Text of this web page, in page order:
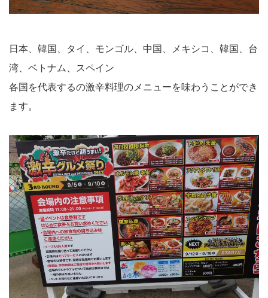
日本、韓国、タイ、モンゴル、中国、メキシコ、韓国、台
湾、ベトナム、スペイン
各国を代表するの激辛料理のメニューを味わうことができ
ます。